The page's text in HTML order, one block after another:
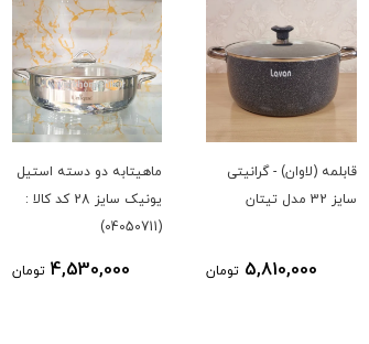
قابلمه (لاوان) - گرانیتی
سایز 32 مدل تیتان
5,810,000 تومان
ماهیتابه دو دسته استیل
یونیک سایز 28 کد کالا :
(04050711)
4,530,000 تومان